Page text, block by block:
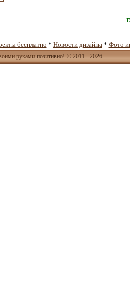
бесплатно * Новости дизайна * Фото
рукамипозитивно! © 2011 - 2026